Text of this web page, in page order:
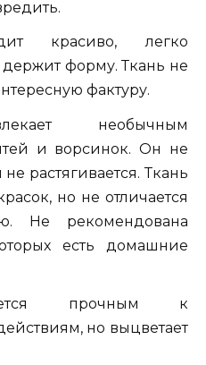
красиво, легко
форму. Ткань не
фактуру.
необычным
и ворсинок. Он не
растягивается. Ткань
но не отличается
Не рекомендована
есть домашние
прочным к
но выцветает